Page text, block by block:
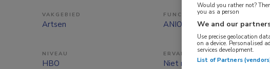
VAKGEBIED
Artsen
FUNCTIE
ANIOS
NIVEAU
HBO
ERVARING
Niet nader bepaald
Would you rather not?
you as a person
We and our
Use precise geolocation
on a device. Personalised
services development.
List of Partners